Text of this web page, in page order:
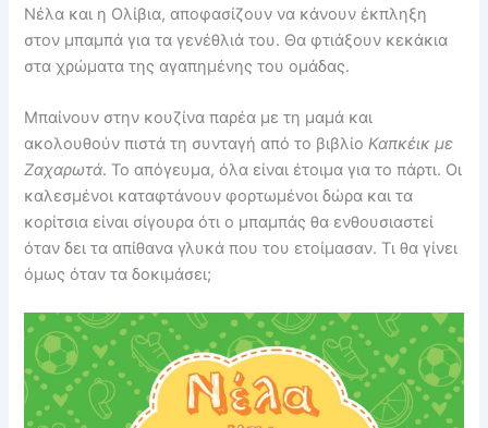
Νέλα και η Ολίβια, αποφασίζουν να κάνουν έκπληξη
στον μπαμπά για τα γενέθλιά του. Θα φτιάξουν κεκάκια
στα χρώματα της αγαπημένης του ομάδας.
Μπαίνουν στην κουζίνα παρέα με τη μαμά και
ακολουθούν πιστά τη συνταγή από το βιβλίοΚαπκέικ με
Ζαχαρωτά. Το απόγευμα, όλα είναι έτοιμα για το πάρτι. Οι
καλεσμένοι καταφτάνουν φορτωμένοι δώρα και τα
κορίτσια είναι σίγουρα ότι ο μπαμπάς θα ενθουσιαστεί
όταν δει τα απίθανα γλυκά που του ετοίμασαν. Τι θα γίνει
όμως όταν τα δοκιμάσει;